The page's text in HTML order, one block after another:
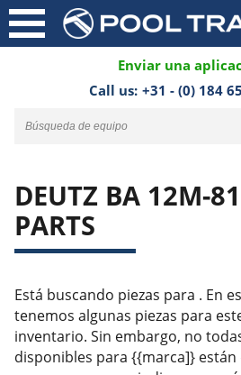
Enviar una
Call us: +31 - (0) 184
DEUTZ BA 12M-
PARTS
Está buscando piezas para . En
tenemos algunas piezas para
inventario. Sin embargo, no
disponibles para {{marca]} están